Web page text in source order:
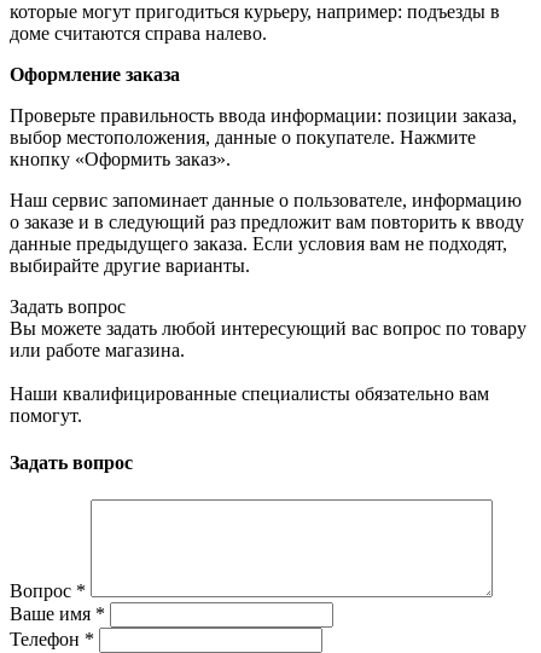
которые могут пригодиться курьеру, например: подъезды в
доме считаются справа налево.
Оформление заказа
Проверьте правильность ввода информации: позиции заказа,
выбор местоположения, данные о покупателе. Нажмите
кнопку «Оформить заказ».
Наш сервис запоминает данные о пользователе, информацию
о заказе и в следующий раз предложит вам повторить к вводу
данные предыдущего заказа. Если условия вам не подходят,
выбирайте другие варианты.
Задать вопрос
Вы можете задать любой интересующий вас вопрос по товару
или работе магазина.
Наши квалифицированные специалисты обязательно вам
помогут.
Задать вопрос
Вопрос *
Ваше имя *
Телефон *